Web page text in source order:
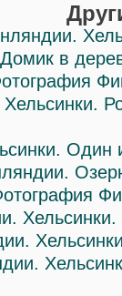
в
Один